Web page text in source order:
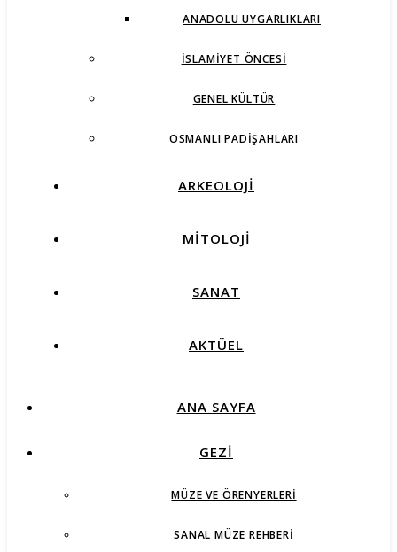
ANADOLU UYGARLIKLARI
İSLAMIYET ÖNCESI
GENEL KÜLTÜR
OSMANLI PADIŞAHLARI
ARKEOLOJİ
MİTOLOJİ
SANAT
AKTÜEL
ANA SAYFA
GEZİ
MÜZE VE ÖRENYERLERI
SANAL MÜZE REHBERI